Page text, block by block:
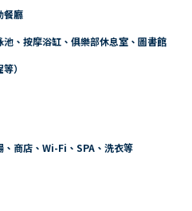
餐廳
、按摩浴缸、俱樂部休息室、圖書館
）
商店、Wi-Fi、SPA、洗衣等